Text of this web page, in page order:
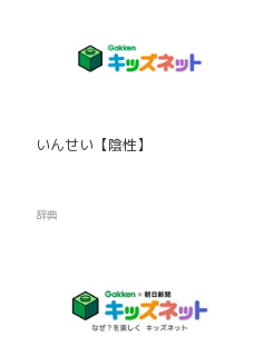
いんせい【陰性】
辞典